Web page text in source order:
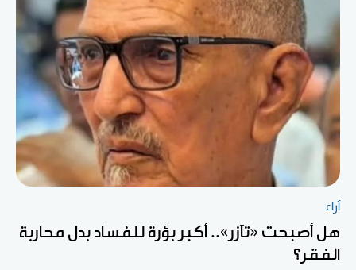
آراء
هل أصبحت «تآزر».. أكبر بؤرة للفساد بدل محاربة
الفقر؟